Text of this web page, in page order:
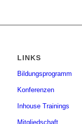
LINKS
Bildungsprogramm
Konferenzen
Inhouse Trainings
Mitgliedschaft